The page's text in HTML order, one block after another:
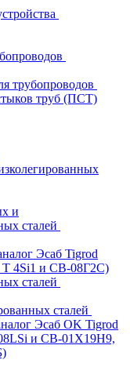
трубопроводов
труб (ПСТ)
и
сталей
Эсаб Tigrod
T 4Si1 и СВ-08Г2С)
сталей
сталей
Эсаб OK Tigrod
и СВ-01Х19Н9,